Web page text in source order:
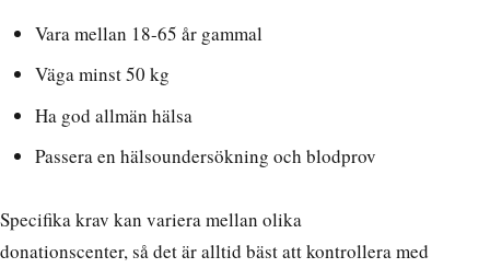
Vara mellan 18-65 år gammal
Väga minst 50 kg
Ha god allmän hälsa
Passera en hälsoundersökning och blodprov
Specifika krav kan variera mellan olika
donationscenter, så det är alltid bäst att kontrollera med